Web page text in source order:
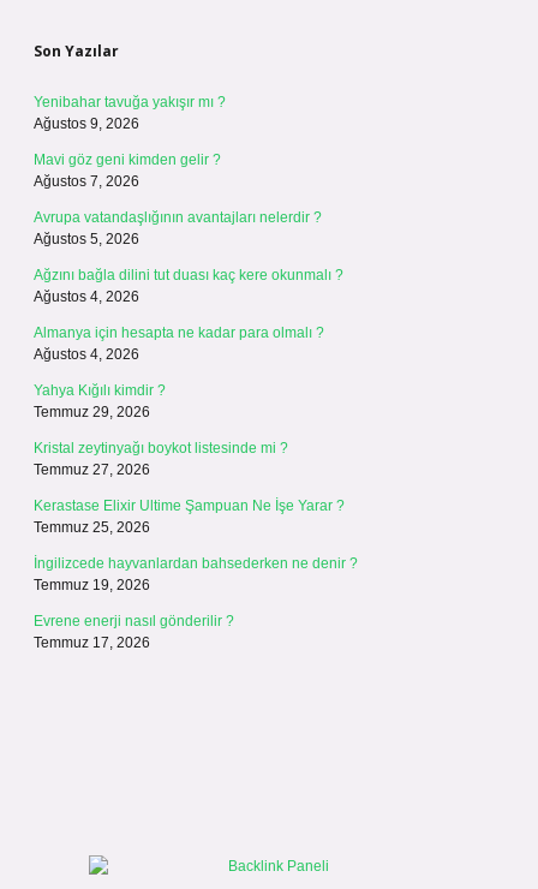
Son Yazılar
Yenibahar tavuğa yakışır mı ?
Ağustos 9, 2026
Mavi göz geni kimden gelir ?
Ağustos 7, 2026
Avrupa vatandaşlığının avantajları nelerdir ?
Ağustos 5, 2026
Ağzını bağla dilini tut duası kaç kere okunmalı ?
Ağustos 4, 2026
Almanya için hesapta ne kadar para olmalı ?
Ağustos 4, 2026
Yahya Kığılı kimdir ?
Temmuz 29, 2026
Kristal zeytinyağı boykot listesinde mi ?
Temmuz 27, 2026
Kerastase Elixir Ultime Şampuan Ne İşe Yarar ?
Temmuz 25, 2026
İngilizcede hayvanlardan bahsederken ne denir ?
Temmuz 19, 2026
Evrene enerji nasıl gönderilir ?
Temmuz 17, 2026